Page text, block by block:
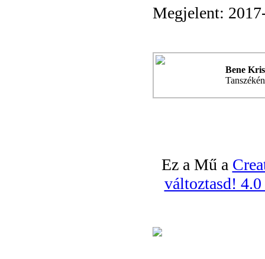
Megjelent:
Bene
Ez a Mű a
változtasd!